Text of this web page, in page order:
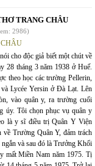
TRANG CHÂU
2986)
cho độc giả biết một chút về
28 tháng 3 năm 1938 ở Huế.
theo học các trường Pellerin,
Lycée Yersin ở Đà Lạt. Lên
vào quân y, ra trường cuối
úy. Tôi chọn phục vụ quân y
là y sĩ điều trị Quân Y Viện
Trường Quân Y, đảm trách
và sau đó là Trưởng Khối
mất Miền Nam năm 1975. Tị